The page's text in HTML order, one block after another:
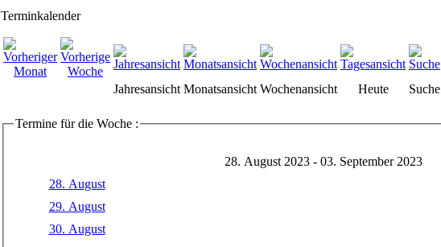
Terminkalender
Jahresansicht Monatsansicht Wochenansicht Heute Suche
Termine für die Woche :
28. August 2023 - 03. September 2023
28. August
29. August
30. August